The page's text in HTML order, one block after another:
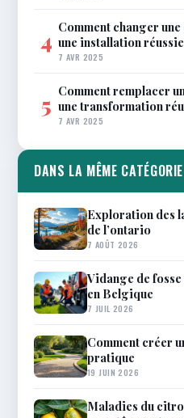
4 Comment changer
une installation réussie
7 AVR 2025
5 Comment remplacer
une transformation
7 AVR 2025
DANS LA MÊME CATÉGORIE
Exploration des
de l’ontario
7 AOÛT 2026
Vidange de
en Belgique
7 JUIL 2026
Comment créer
pratique
19 JUIN 2026
Maladies du